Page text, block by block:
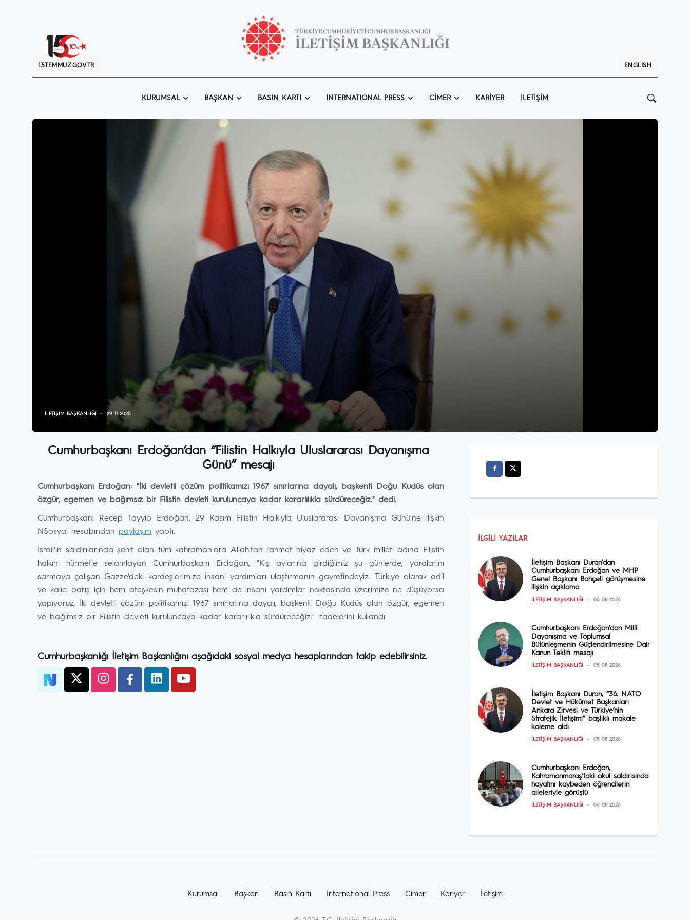
15TEMMUZ.GOV.TR ENGLISH
KURUMSAL BAŞKAN BASIN KARTI INTERNATIONAL PRESS CIMER KARIYER İLETIŞIM
İLETIŞIM BAŞKANLIĞI 29 11 2025
Cumhurbaşkanı Erdoğan’dan “Filistin Halkıyla Uluslararası Dayanışma
Günü” mesajı
Cumhurbaşkanı Erdoğan: "İki devletli çözüm politikamızı 1967 sınırlarına dayalı, başkenti Doğu Kudüs olan
özgür, egemen ve bağımsız bir Filistin devleti kuruluncaya kadar kararlılıkla sürdüreceğiz." dedi.
Cumhurbaşkanı Recep Tayyip Erdoğan, 29 Kasım Filistin Halkıyla Uluslararası Dayanışma Günü'ne ilişkin
NSosyal hesabından paylaşım yaptı.
İsrail'in saldırılarında şehit olan tüm kahramanlara Allah'tan rahmet niyaz eden ve Türk milleti adına Filistin
halkını hürmetle selamlayan Cumhurbaşkanı Erdoğan, "Kış aylarına girdiğimiz şu günlerde, yaralarını
sarmaya çalışan Gazze'deki kardeşlerimize insani yardımları ulaştırmanın gayretindeyiz. Türkiye olarak adil
ve kalıcı barış için hem ateşkesin muhafazası hem de insani yardımlar noktasında üzerimize ne düşüyorsa
yapıyoruz. İki devletli çözüm politikamızı 1967 sınırlarına dayalı, başkenti Doğu Kudüs olan özgür, egemen
ve bağımsız bir Filistin devleti kuruluncaya kadar kararlılıkla sürdüreceğiz." ifadelerini kullandı.
Cumhurbaşkanlığı İletişim Başkanlığını aşağıdaki sosyal medya hesaplarından takip edebilirsiniz.
İLGILI YAZILAR
İletişim Başkanı Duran’dan
Cumhurbaşkanı Erdoğan ve MHP
Genel Başkanı Bahçeli görüşmesine
ilişkin açıklama
İLETIŞIM BAŞKANLIĞI 06 08 2026
Cumhurbaşkanı Erdoğan’dan Millî
Dayanışma ve Toplumsal
Bütünleşmenin Güçlendirilmesine Dair
Kanun Teklifi mesajı
İLETIŞIM BAŞKANLIĞI 05 08 2026
İletişim Başkanı Duran, “36. NATO
Devlet ve Hükûmet Başkanları
Ankara Zirvesi ve Türkiye’nin
Stratejik İletişimi” başlıklı makale
kaleme aldı
İLETIŞIM BAŞKANLIĞI 05 08 2026
Cumhurbaşkanı Erdoğan,
Kahramanmaraş‘taki okul saldırısında
hayatını kaybeden öğrencilerin
aileleriyle görüştü
İLETIŞIM BAŞKANLIĞI 04 08 2026
Kurumsal Başkan Basın Kartı International Press Cimer Kariyer İletişim